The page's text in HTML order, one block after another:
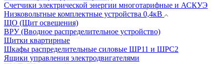
Счетчики электрической энергии многотарифные и АСКУЭ
Низковольтные комплектные устройства 0,4кВ
ЩО (Щит освещения)
ВРУ (Вводное распределительное устройство)
Щитки квартирные
Шкафы распределительные силовые ШР11 и ШРС2
Ящики управления электродвигателями